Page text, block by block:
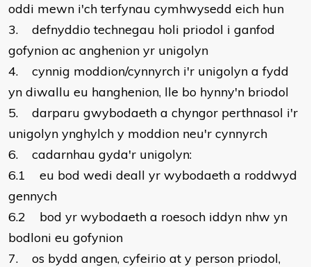
oddi mewn i'ch terfynau cymhwysedd eich hun
3. defnyddio technegau holi priodol i ganfod
gofynion ac anghenion yr unigolyn
4. cynnig moddion/cynnyrch i'r unigolyn a fydd
yn diwallu eu hanghenion, lle bo hynny'n briodol
5. darparu gwybodaeth a chyngor perthnasol i'r
unigolyn ynghylch y moddion neu'r cynnyrch
6. cadarnhau gyda'r unigolyn:
6.1 eu bod wedi deall yr wybodaeth a roddwyd
gennych
6.2 bod yr wybodaeth a roesoch iddyn nhw yn
bodloni eu gofynion
7. os bydd angen, cyfeirio at y person priodol,